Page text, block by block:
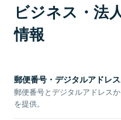
ビジネス・法
情報
郵便番号・デジタルアドレ
郵便番号とデジタルアドレス
を提供。